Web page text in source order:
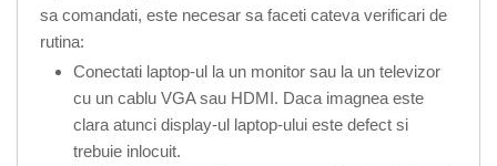
sa comandati, este necesar sa faceti cateva verificari de
rutina:
Conectati laptop-ul la un monitor sau la un televizor
cu un cablu VGA sau HDMI. Daca imagnea este
clara atunci display-ul laptop-ului este defect si
trebuie inlocuit.